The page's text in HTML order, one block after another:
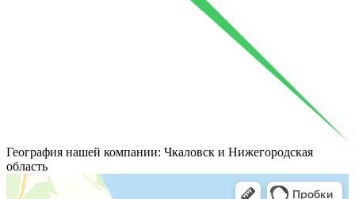
География нашей компании: Чкаловск и Нижегородская
область